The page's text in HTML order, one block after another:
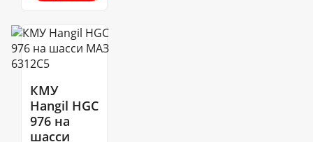
КМУ
Hangil HGC
976 на
шасси